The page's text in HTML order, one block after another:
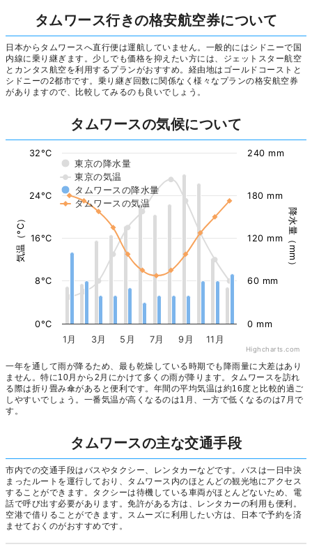
タムワース行きの格安航空券について
日本からタムワースへ直行便は運航していません。一般的にはシドニーで国
内線に乗り継ぎます。少しでも価格を抑えたい方には、ジェットスター航空
とカンタス航空を利用するプランがおすすめ。経由地はゴールドコーストと
シドニーの2都市です。乗り継ぎ回数に関係なく様々なプランの格安航空券
がありますので、比較してみるのも良いでしょう。
タムワースの気候について
気温（°C） 降水量（mm）
東京の降水量
東京の気温
タムワースの降水量
タムワースの気温
1月 3月 5月 7月 9月 11月
0°C
8°C
16°C
24°C
32°C
0 mm
60 mm
120 mm
180 mm
240 mm
Highcharts.com
一年を通して雨が降るため、最も乾燥している時期でも降雨量に大差はあり
ません。特に10月から2月にかけて多くの雨が降ります。タムワースを訪れ
る際は折り畳み傘があると便利です。年間の平均気温は約16度と比較的過ご
しやすいでしょう。一番気温が高くなるのは1月、一方で低くなるのは7月で
す。
タムワースの主な交通手段
市内での交通手段はバスやタクシー、レンタカーなどです。バスは一日中決
まったルートを運行しており、タムワース内のほとんどの観光地にアクセス
することができます。タクシーは待機している車両がほとんどないため、電
話で呼び出す必要があります。免許がある方は、レンタカーの利用も便利。
空港で借りることができます。スムーズに利用したい方は、日本で予約を済
ませておくのがおすすめです。